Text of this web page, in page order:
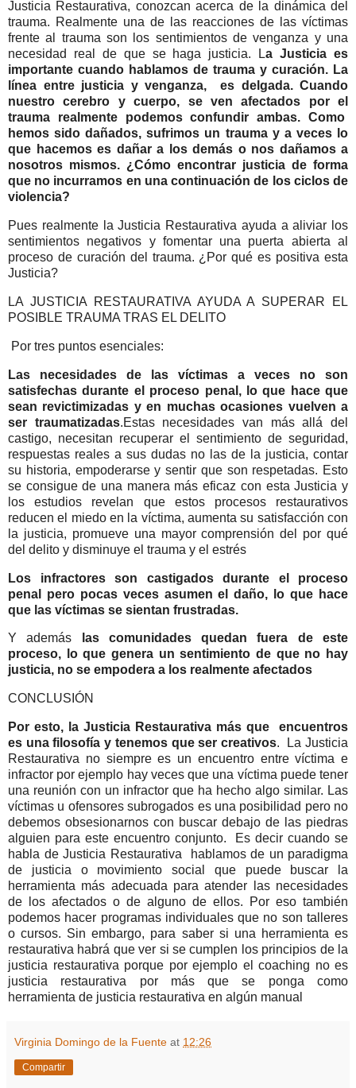
Justicia Restaurativa, conozcan acerca de la dinámica del
trauma. Realmente una de las reacciones de las víctimas
frente al trauma son los sentimientos de venganza y una
necesidad real de que se haga justicia. La Justicia es
importante cuando hablamos de trauma y curación. La
línea entre justicia y venganza, es delgada. Cuando
nuestro cerebro y cuerpo, se ven afectados por el
trauma realmente podemos confundir ambas. Como
hemos sido dañados, sufrimos un trauma y a veces lo
que hacemos es dañar a los demás o nos dañamos a
nosotros mismos. ¿Cómo encontrar justicia de forma
que no incurramos en una continuación de los ciclos de
violencia?
Pues realmente la Justicia Restaurativa ayuda a aliviar los
sentimientos negativos y fomentar una puerta abierta al
proceso de curación del trauma. ¿Por qué es positiva esta
Justicia?
LA JUSTICIA RESTAURATIVA AYUDA A SUPERAR EL
POSIBLE TRAUMA TRAS EL DELITO
Por tres puntos esenciales:
Las necesidades de las víctimas a veces no son
satisfechas durante el proceso penal, lo que hace que
sean revictimizadas y en muchas ocasiones vuelven a
ser traumatizadas.Estas necesidades van más allá del
castigo, necesitan recuperar el sentimiento de seguridad,
respuestas reales a sus dudas no las de la justicia, contar
su historia, empoderarse y sentir que son respetadas. Esto
se consigue de una manera más eficaz con esta Justicia y
los estudios revelan que estos procesos restaurativos
reducen el miedo en la víctima, aumenta su satisfacción con
la justicia, promueve una mayor comprensión del por qué
del delito y disminuye el trauma y el estrés
Los infractores son castigados durante el proceso
penal pero pocas veces asumen el daño, lo que hace
que las víctimas se sientan frustradas.
Y además las comunidades quedan fuera de este
proceso, lo que genera un sentimiento de que no hay
justicia, no se empodera a los realmente afectados
CONCLUSIÓN
Por esto, la Justicia Restaurativa más que encuentros
es una filosofía y tenemos que ser creativos. La Justicia
Restaurativa no siempre es un encuentro entre víctima e
infractor por ejemplo hay veces que una víctima puede tener
una reunión con un infractor que ha hecho algo similar. Las
víctimas u ofensores subrogados es una posibilidad pero no
debemos obsesionarnos con buscar debajo de las piedras
alguien para este encuentro conjunto. Es decir cuando se
habla de Justicia Restaurativa hablamos de un paradigma
de justicia o movimiento social que puede buscar la
herramienta más adecuada para atender las necesidades
de los afectados o de alguno de ellos. Por eso también
podemos hacer programas individuales que no son talleres
o cursos. Sin embargo, para saber si una herramienta es
restaurativa habrá que ver si se cumplen los principios de la
justicia restaurativa porque por ejemplo el coaching no es
justicia restaurativa por más que se ponga como
herramienta de justicia restaurativa en algún manual
Virginia Domingo de la Fuente at 12:26
Compartir